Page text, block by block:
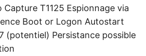
Capture T1125 Espionnage via
Boot or Logon Autostart
(potentiel) Persistance possible